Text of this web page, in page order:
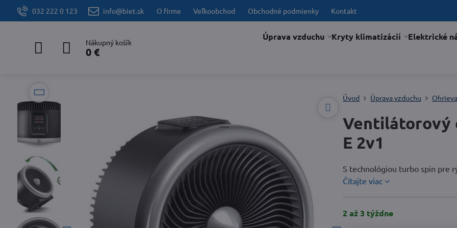
032 222 0 123 info@biet.sk O firme Veľkoobchod Obchodné podmienky Kontakt
Nákupný košík
0 €
Úprava vzduchu Kryty klimatizácií Elektrické
Úvod Úprava vzduchu
Ventilátorový
E 2v1
S technológiou turbo spin pre
Čítajte viac
2 až 3 týždne